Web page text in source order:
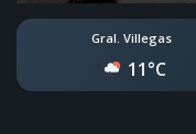
Gral. Villegas
11°C